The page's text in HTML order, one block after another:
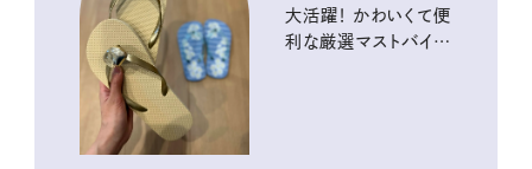
大活躍！ かわいくて便
利な厳選マストバイア